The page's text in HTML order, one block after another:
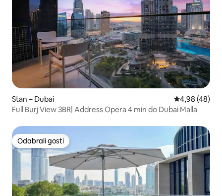
Stan – Dubai Prosječna
4,98 (48)
Full Burj View 3BR| Address Opera 4 min do Dubai Malla
Odabrali gosti
Odabrali gosti